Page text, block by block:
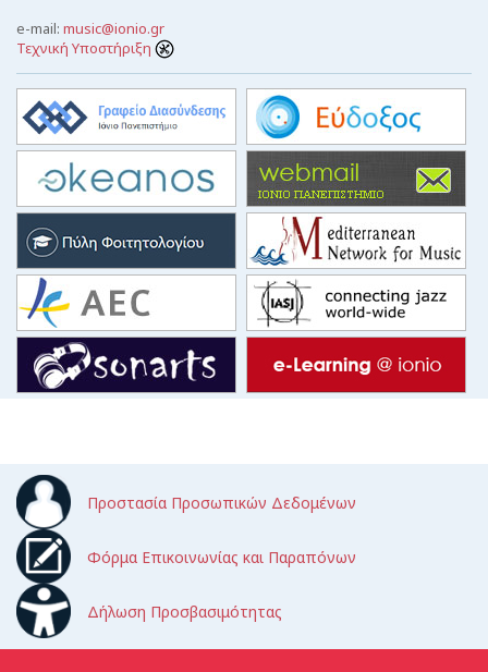
e-mail: music@ionio.gr
Τεχνική Υποστήριξη
Προστασία Προσωπικών Δεδομένων
Φόρμα Επικοινωνίας και Παραπόνων
Δήλωση Προσβασιμότητας